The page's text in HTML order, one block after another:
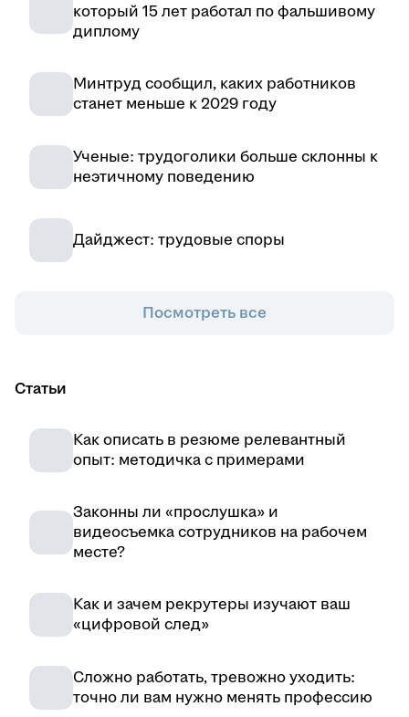
который 15 лет работал по фальшивому
диплому
Минтруд сообщил, каких работников
станет меньше к 2029 году
Ученые: трудоголики больше склонны к
неэтичному поведению
Дайджест: трудовые споры
Посмотреть все
Статьи
Как описать в резюме релевантный
опыт: методичка с примерами
Законны ли «прослушка» и
видеосъемка сотрудников на рабочем
месте?
Как и зачем рекрутеры изучают ваш
«цифровой след»
Сложно работать, тревожно уходить:
точно ли вам нужно менять профессию